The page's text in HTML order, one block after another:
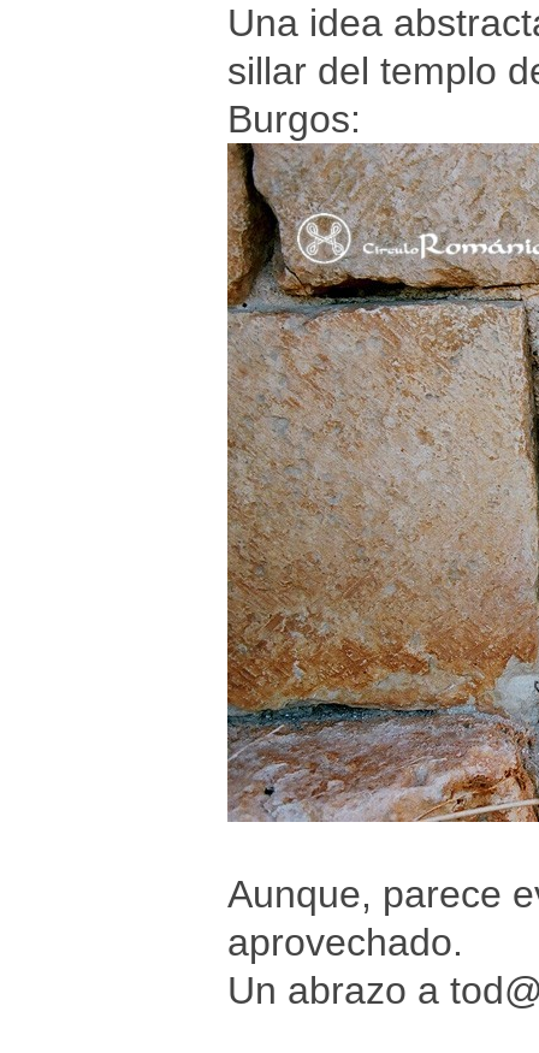
Una idea
sillar del templo
Burgos:
Aunque, parece
aprovechado.
Un abrazo a